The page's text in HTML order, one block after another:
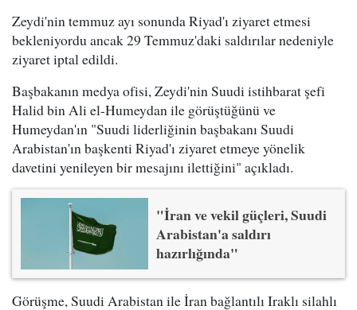
Zeydi'nin temmuz ayı sonunda Riyad'ı ziyaret etmesi
bekleniyordu ancak 29 Temmuz'daki saldırılar nedeniyle
ziyaret iptal edildi.
Başbakanın medya ofisi, Zeydi'nin Suudi istihbarat şefi
Halid bin Ali el-Humeydan ile görüştüğünü ve
Humeydan'ın "Suudi liderliğinin başbakanı Suudi
Arabistan'ın başkenti Riyad'ı ziyaret etmeye yönelik
davetini yenileyen bir mesajını ilettiğini" açıkladı.
"İran ve vekil güçleri, Suudi
Arabistan'a saldırı
hazırlığında"
Görüşme, Suudi Arabistan ile İran bağlantılı Iraklı silahlı